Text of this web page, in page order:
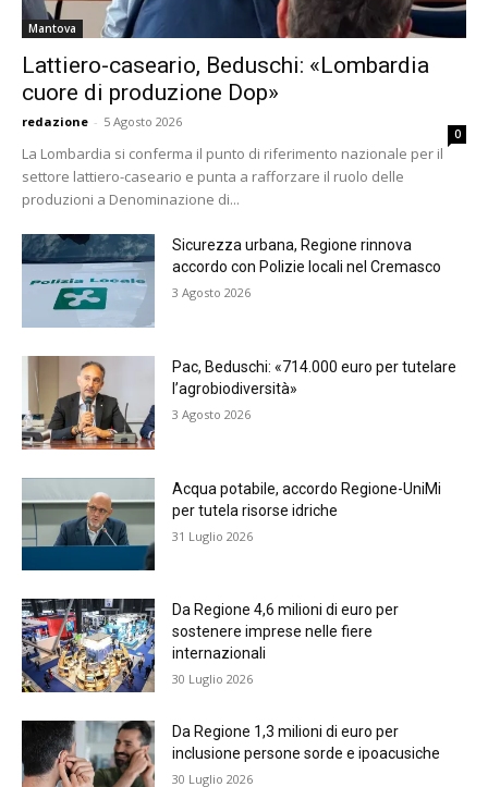
Mantova
Lattiero-caseario, Beduschi: «Lombardia
cuore di produzione Dop»
redazione - 5 Agosto 2026
0
La Lombardia si conferma il punto di riferimento nazionale per il
settore lattiero-caseario e punta a rafforzare il ruolo delle
produzioni a Denominazione di...
Sicurezza urbana, Regione rinnova
accordo con Polizie locali nel Cremasco
3 Agosto 2026
Pac, Beduschi: «714.000 euro per tutelare
l’agrobiodiversità»
3 Agosto 2026
Acqua potabile, accordo Regione-UniMi
per tutela risorse idriche
31 Luglio 2026
Da Regione 4,6 milioni di euro per
sostenere imprese nelle fiere
internazionali
30 Luglio 2026
Da Regione 1,3 milioni di euro per
inclusione persone sorde e ipoacusiche
30 Luglio 2026